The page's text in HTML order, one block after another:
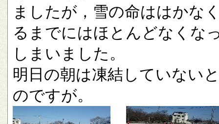
ましたが，雪の命ははかな
るまでにはほとんどなくな
しまいました。
明日の朝は凍結していない
のですが。